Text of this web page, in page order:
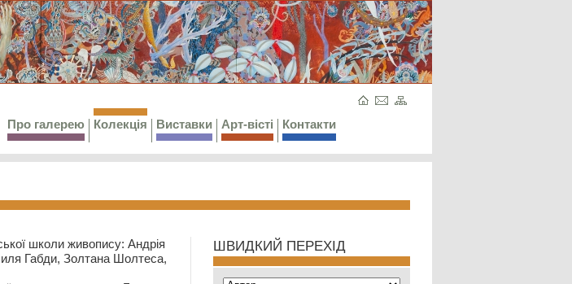
Про галерею Колекція Виставки Арт-вісті Контакти
школи живопису: Андрія
Габди, Золтана Шолтеса,
ШВИДКИЙ ПЕРЕХІД